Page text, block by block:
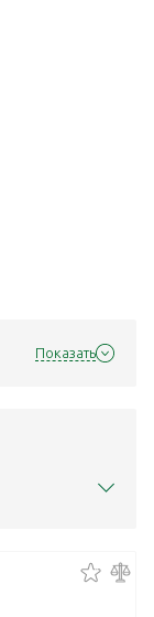
Показать